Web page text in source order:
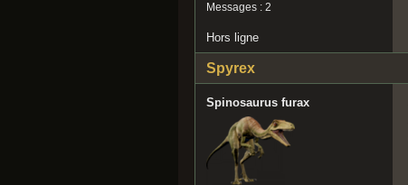
Messages : 2
Hors ligne
Spyrex
Spinosaurus furax